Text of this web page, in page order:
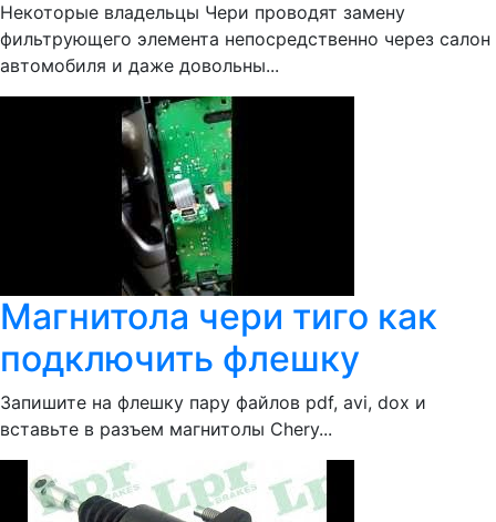
Некоторые владельцы Чери проводят замену
фильтрующего элемента непосредственно через салон
автомобиля и даже довольны...
Магнитола чери тиго как
подключить флешку
Запишите на флешку пару файлов pdf, avi, dox и
вставьте в разъем магнитолы Chery...